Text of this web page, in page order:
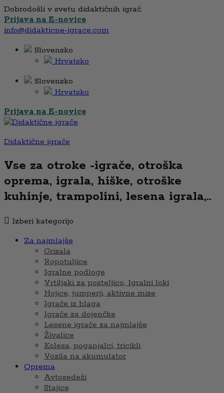
Dobrodošli v svetu didaktičnih igrač.
Prijava na E-novice
info@didakticne-igrace.com
Slovensko
Hrvatsko
Slovensko
Hrvatsko
Prijava na E-novice
Didaktične igrače
Vse za otroke -igrače, otroška
oprema, igrala, hiške, otroške
kuhinje, trampolini, lesena igrala,..
Izberi kategorijo
Za najmlajše
Grizala
Ropotuljice
Igralne podloge
Vrtiljaki za posteljico, Igralni loki
Hojice, jumperji, aktivne mize
Igrače iz blaga
Igrače za dojenčke
Lesene igrače za najmlajše
Živalice
Kolesa, poganjalci, tricikli
Vozila na akumulator
Oprema
Avtosedeži
Stajice